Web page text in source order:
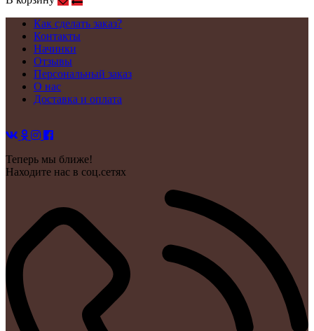
Как сделать заказ?
Контакты
Начинки
Отзывы
Персональный заказ
О нас
Доставка и оплата
Теперь мы ближе!
Находите нас в соц.сетях